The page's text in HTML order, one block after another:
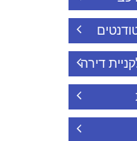
דירה